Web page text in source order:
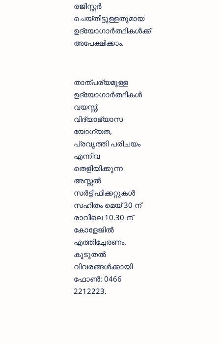
രജിസ്റ്റർ
ചെയ്തിട്ടുള്ളതുമായ
ഉദ്യോഗാർത്ഥികൾക്ക്
അപേക്ഷിക്കാം.
താത്പര്യമുള്ള
ഉദ്യോഗാർത്ഥികൾ
വയസ്സ്,
വിദ്യാഭ്യാസ
യോഗ്യത,
പ്രവൃത്തി പരിചയം
എന്നിവ
തെളിയിക്കുന്ന
അസ്സൽ
സർട്ടിഫിക്കറ്റുകൾ
സഹിതം മെയ് 30 ന്
രാവിലെ 10.30 ന്
കോളേജിൽ
എത്തിച്ചേരണം.
കൂടുതൽ
വിവരങ്ങൾക്കായി
ഫോൺ: 0466
2212223.